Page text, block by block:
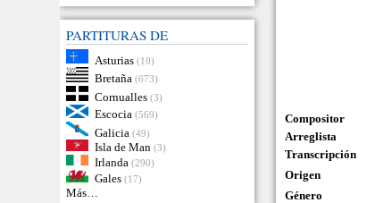
PARTITURAS DE
Asturias (10)
Bretaña (673)
Cornualles (3)
Escocia (569)
Galicia (49)
Isla de Man (3)
Irlanda (290)
Gales (17)
Más…
Compositor
Arreglista
Transcripción
Origen
Género